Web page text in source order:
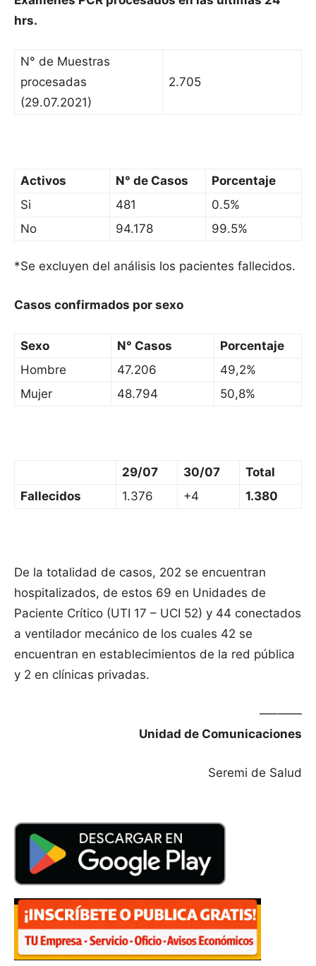
hrs.
N° de Muestras
procesadas
(29.07.2021)
2.705
Activos N° de Casos
Porcentaje
Si
481
0.5%
No
94.178 99.5%
*Se excluyen del análisis los pacientes fallecidos.
Casos confirmados por sexo
Sexo N° Casos
Porcentaje
Hombre
47.206
49,2%
Mujer
48.794 50,8%
29/07 30/07
Total
Fallecidos
1.376 +4 1.380
De la totalidad de casos, 202 se encuentran
hospitalizados, de estos 69 en Unidades de
Paciente Crítico (UTI 17 – UCI 52) y 44 conectados
a ventilador mecánico de los cuales 42 se
encuentran en establecimientos de la red pública
y 2 en clínicas privadas.
—–——
Unidad de Comunicaciones
Seremi de Salud